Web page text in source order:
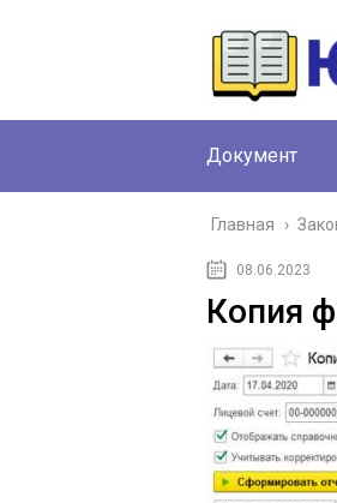
Документ
Главная ›
08.06.2023
Копия